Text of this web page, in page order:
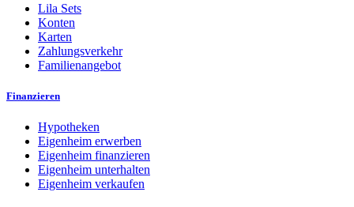
Lila Sets
Konten
Karten
Zahlungsverkehr
Familienangebot
Finanzieren
Hypotheken
Eigenheim erwerben
Eigenheim finanzieren
Eigenheim unterhalten
Eigenheim verkaufen